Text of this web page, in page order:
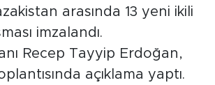
arasında 13 yeni ikili
imzalandı.
Recep Tayyip Erdoğan,
açıklama yaptı.